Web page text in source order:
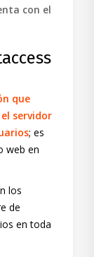
con el
que
servidor
; es
web en
los
de
en toda